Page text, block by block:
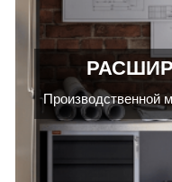
Производственной